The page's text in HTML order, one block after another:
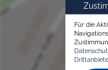
Für die